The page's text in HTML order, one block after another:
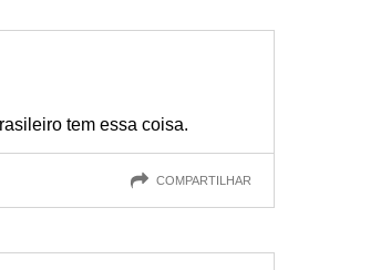
tem essa coisa.
COMPARTILHAR